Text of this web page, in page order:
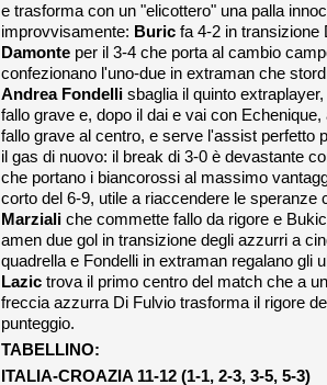
e trasforma con un "elicottero" una palla
improvvisamente: Buric fa 4-2 in transizione
Damonte per il 3-4 che porta al cambio
confezionano l'uno-due in extraman che
Andrea Fondelli sbaglia il quinto
fallo grave e, dopo il dai e vai con
fallo grave al centro, e serve l'assist perfetto
il gas di nuovo: il break di 3-0 è devastante
che portano i biancorossi al massimo
corto del 6-9, utile a riaccendere le
Marziali che commette fallo da rigore e
amen due gol in transizione degli azzurri a
quadrella e Fondelli in extraman regalano gli
Lazic trova il primo centro del match che a
freccia azzurra Di Fulvio trasforma il rigore
punteggio.
TABELLINO:
ITALIA-CROAZIA 11-12 (1-1, 2-3, 3-5, 5-3)